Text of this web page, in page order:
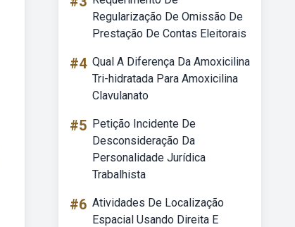
Regularização De Omissão De
Prestação De Contas Eleitorais
#4 Qual A Diferença Da Amoxicilina
Tri-hidratada Para Amoxicilina
Clavulanato
#5 Petição Incidente De
Desconsideração Da
Personalidade Jurídica
Trabalhista
#6 Atividades De Localização
Espacial Usando Direita E